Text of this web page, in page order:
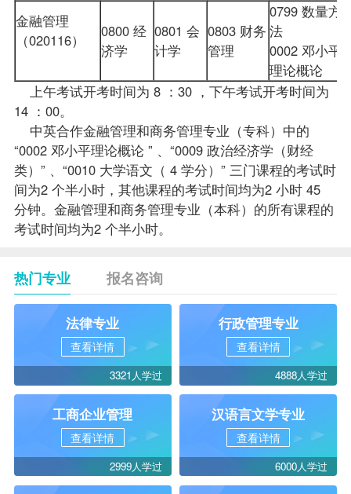
金融管理
（020116）
0800 经
济学
0801 会
计学
0803 财务
管理
0799 数量方
法
0002 邓小平
理论概论
上午考试开考时间为 8 ：30 ，下午考试开考时间为
14 ：00。
中英合作金融管理和商务管理专业（专科）中的
“0002 邓小平理论概论 ” 、“0009 政治经济学（财经
类）” 、“0010 大学语文（ 4 学分）” 三门课程的考试时
间为2 个半小时，其他课程的考试时间均为2 小时 45
分钟。金融管理和商务管理专业（本科）的所有课程的
考试时间均为2 个半小时。
热门专业 报名咨询
法律专业
查看详情
3321人学过
行政管理专业
查看详情
4888人学过
工商企业管理
查看详情
2999人学过
汉语言文学专业
查看详情
6000人学过